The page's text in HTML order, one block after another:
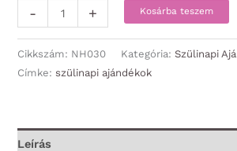
-
Hűtőmágnes
-
Boldog
Szülinapot
Ajándék
+ Kosárba teszem
Cikkszám: NH030 Kategória:Szülinapi
Címke:szülinapi ajándékok
Leírás